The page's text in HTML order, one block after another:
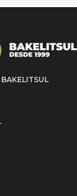
BAKELITSUL